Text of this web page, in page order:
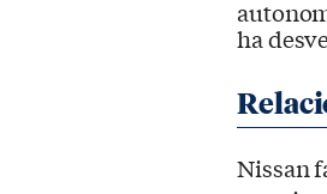
ha
Nissan